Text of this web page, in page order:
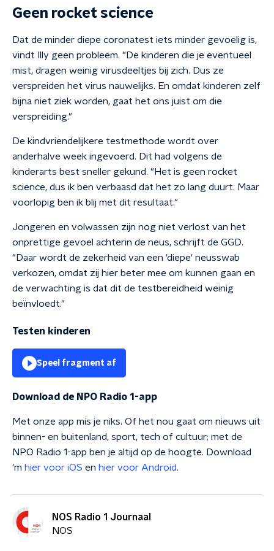
Geen rocket science
Dat de minder diepe coronatest iets minder gevoelig is,
vindt Illy geen probleem. "De kinderen die je eventueel
mist, dragen weinig virusdeeltjes bij zich. Dus ze
verspreiden het virus nauwelijks. En omdat kinderen zelf
bijna niet ziek worden, gaat het ons juist om die
verspreiding."
De kindvriendelijkere testmethode wordt over
anderhalve week ingevoerd. Dit had volgens de
kinderarts best sneller gekund. "Het is geen rocket
science, dus ik ben verbaasd dat het zo lang duurt. Maar
voorlopig ben ik blij met dit resultaat."
Jongeren en volwassen zijn nog niet verlost van het
onprettige gevoel achterin de neus, schrijft de GGD.
"Daar wordt de zekerheid van een 'diepe' neusswab
verkozen, omdat zij hier beter mee om kunnen gaan en
de verwachting is dat dit de testbereidheid weinig
beïnvloedt."
Testen kinderen
Speel fragment af
Download de NPO Radio 1-app
Met onze app mis je niks. Of het nou gaat om nieuws uit
binnen- en buitenland, sport, tech of cultuur; met de
NPO Radio 1-app ben je altijd op de hoogte. Download
'm hier voor iOS en hier voor Android.
NOS Radio 1 Journaal
NOS